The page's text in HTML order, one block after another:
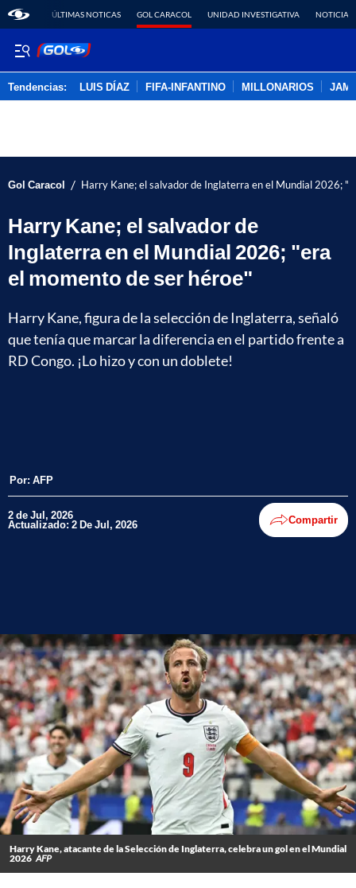
ÚLTIMAS NOTICAS GOL CARACOL UNIDAD INVESTIGATIVA NOTICIAS
Tendencias: LUIS DÍAZ FIFA-INFANTINO MILLONARIOS
Gol Caracol / Harry Kane; el salvador de Inglaterra en el Mundial 2026;
Harry Kane; el salvador de
Inglaterra en el Mundial 2026; "era
el momento de ser héroe"
Harry Kane, figura de la selección de Inglaterra, señaló
que tenía que marcar la diferencia en el partido frente a
RD Congo. ¡Lo hizo y con un doblete!
Por: AFP
2 de Jul, 2026
Actualizado: 2 De Jul, 2026 Compartir
Harry Kane, atacante de la Selección de Inglaterra, celebra un gol en el Mundial
2026 AFP